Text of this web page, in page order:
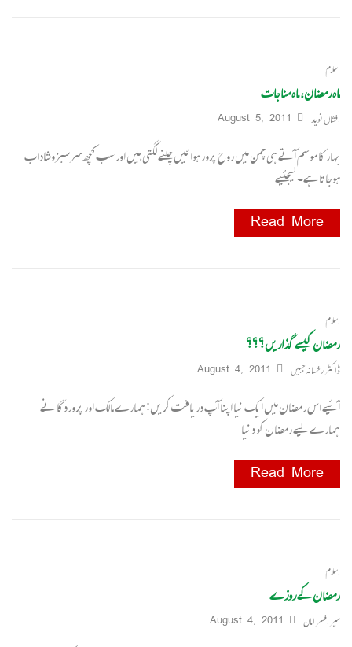
اسلام
ماہ رمضان، ماہ مناجات
افشاں نوید August 5, 2011
بہار کا موسم آتے ہی چمن میں روح پرور ہوائیں چلنے لگتی ہیں اور سب کچھ سرسبزوشاداب
ہوجاتا ہے۔ لیجئیے
Read More
اسلام
رمضان کیسے گذاریں؟؟؟
ڈاکٹر رخسانہ جبیں August 4, 2011
آئیے اس رمضان میں ایک نیا اپنا آپ دریافت کریں: ہمارے مالک اور پروردگا نے
ہمارے لیے رمضان کو دنیا
Read More
اسلام
رمضان کے روزے
میر افسر امان August 4, 2011